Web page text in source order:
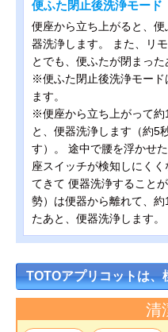
便ふた閉止後洗浄モード
便座から立ち上がると、
器洗浄します。 また、リ
とでも、便ふたが閉まった
※便ふた閉止後洗浄モード
ます。
※便座から立ち上がって約
と、便器洗浄します（約5
す）。 途中で腰を浮かせ
座スイッチが検知しにく
てきて 便器洗浄すること
勢）は便器から離れて、
たあと、便器洗浄します。
TOTOアプリコットは、
清